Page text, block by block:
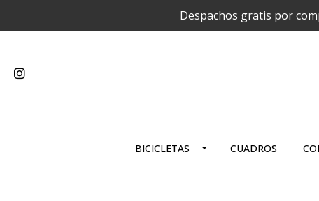
Despachos gratis por
BICICLETAS CUADROS